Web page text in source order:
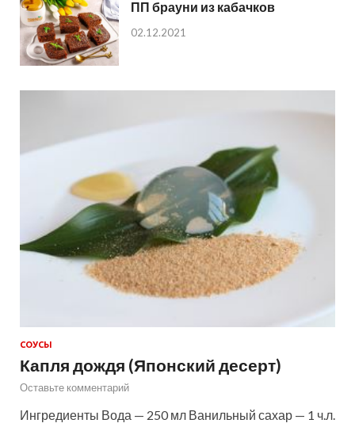
ПП брауни из кабачков
02.12.2021
СОУСЫ
Капля дождя (Японский десерт)
Оставьте комментарий
Ингредиенты Вода — 250 мл Ванильный сахар — 1 ч.л.